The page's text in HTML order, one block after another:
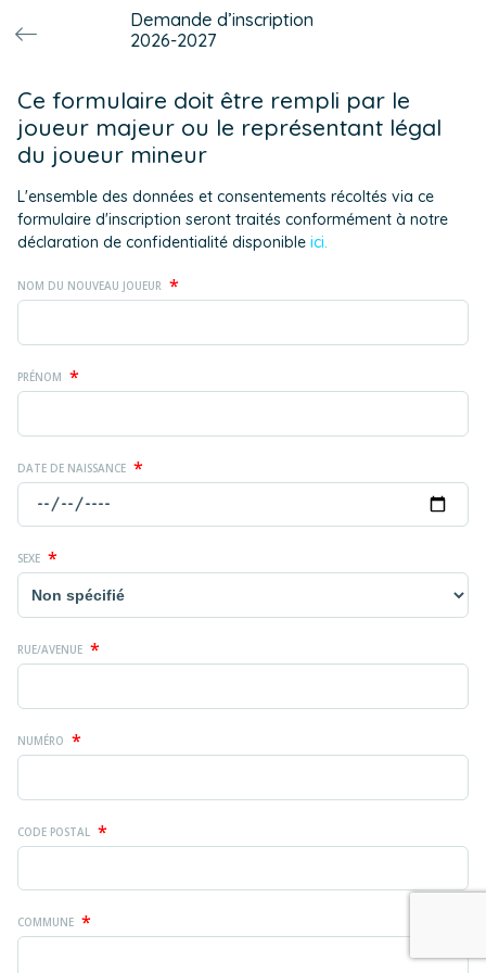
Demande d’inscription
2026-2027
Ce formulaire doit être rempli par le
joueur majeur ou le représentant légal
du joueur mineur
L'ensemble des données et consentements récoltés via ce
formulaire d'inscription seront traités conformément à notre
déclaration de confidentialité disponible ici.
NOM DU NOUVEAU JOUEUR *
PRÉNOM *
DATE DE NAISSANCE *
SEXE *
RUE/AVENUE *
NUMÉRO *
CODE POSTAL *
COMMUNE *